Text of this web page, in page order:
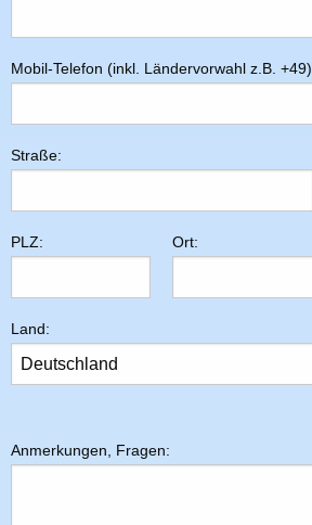
Mobil-Telefon (inkl. Ländervorwahl z.B. +49)
Straße:
PLZ: Ort:
Land:
Anmerkungen, Fragen: